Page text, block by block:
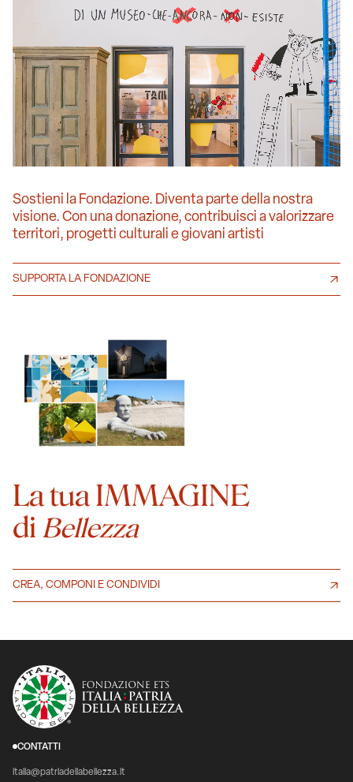
Sostieni la Fondazione. Diventa parte della nostra
visione. Con una donazione, contribuisci a valorizzare
territori, progetti culturali e giovani artisti
SUPPORTA LA FONDAZIONE
La tua IMMAGINE
di Bellezza
CREA, COMPONI E CONDIVIDI
CONTATTI
italia@patriadellabellezza.it